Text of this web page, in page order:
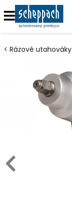
Rázové utahováky